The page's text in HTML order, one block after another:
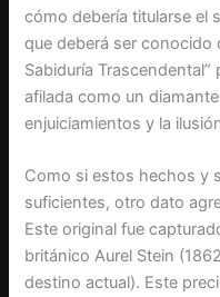
cómo debería titularse el
que deberá ser conocido
Sabiduría
afilada como un
enjuiciamientos y la
Como si estos hechos y
suficientes, otro dato
Este original fue
británico Aurel Stein
destino actual). Este